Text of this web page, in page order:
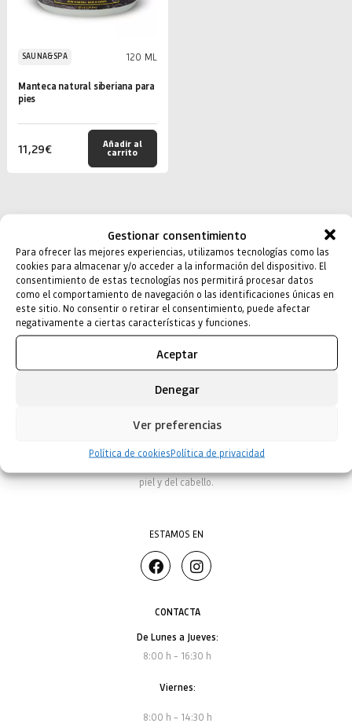
Gestionar consentimiento
Para ofrecer las mejores experiencias, utilizamos tecnologías como las
cookies para almacenar y/o acceder a la información del dispositivo. El
consentimiento de estas tecnologías nos permitirá procesar datos
como el comportamiento de navegación o las identificaciones únicas en
este sitio. No consentir o retirar el consentimiento, puede afectar
negativamente a ciertas características y funciones.
Aceptar
Denegar
Ver preferencias
Política de cookiesPolítica de privacidad
SAUNA&SPA 120 ML
Manteca natural siberiana para
pies
11,29€ Añadir al
carrito
+34 93 545 66 96
NATURA SIBERICA OFICIAL ESPAÑA
piel y del cabello.
ESTAMOS EN
CONTACTA
De Lunes a Jueves:
8:00 h – 16:30 h
Viernes:
8:00 h – 14:30 h